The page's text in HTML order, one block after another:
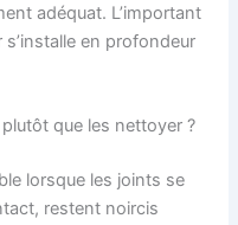
adéquat. L’important
en profondeur
que les nettoyer ?
lorsque les joints se
restent noircis